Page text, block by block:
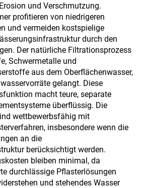
und Verschmutzung.
profitieren von niedrigeren
und vermeiden kostspielige
durch den
Der natürliche Filtrationsprozess
Schwermetalle und
aus dem Oberflächenwasser,
gelangt. Diese
macht teure, separate
überflüssig. Die
wettbewerbsfähig mit
insbesondere wenn die
an die
berücksichtigt werden.
bleiben minimal, da
durchlässige Pflasterlösungen
und stehendes Wasser